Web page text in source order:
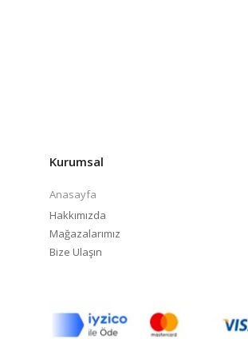
Kurumsal
Anasayfa
Hakkımızda
Mağazalarımız
Bize Ulaşın